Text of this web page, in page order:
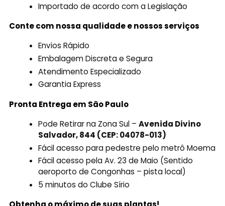
Importado de acordo com a Legislação
Conte com nossa qualidade e nossos serviços
Envios Rápido
Embalagem Discreta e Segura
Atendimento Especializado
Garantia Express
Pronta Entrega em São Paulo
Pode Retirar na Zona Sul –Avenida Divino
Salvador, 844 (CEP: 04078-013)
Fácil acesso para pedestre pelo metrô Moema
Fácil acesso pela Av. 23 de Maio (Sentido
aeroporto de Congonhas – pista local)
5 minutos do Clube Sírio